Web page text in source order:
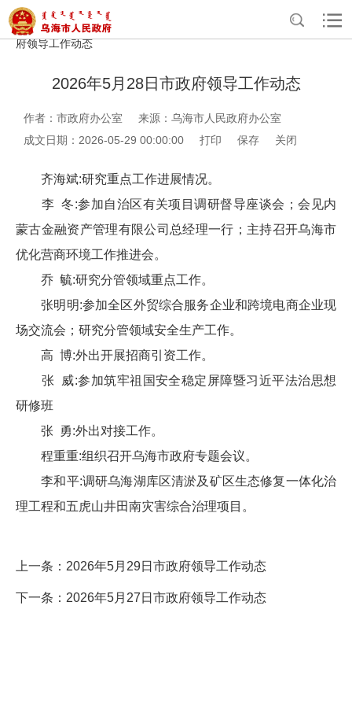
首页 >政务公开>政府办公室信息公开 法定主动公开内容
政
府领导工作动态
2026年5月28日市政府领导工作动态
作者：市政府办公室
来源：乌海市人民政府办公室
成文日期：2026-05-29 00:00:00
打印 保存 关闭
齐海斌:研究重点工作进展情况。
李 冬:参加自治区有关项目调研督导座谈会；会见内
蒙古金融资产管理有限公司总经理一行；主持召开乌海市
优化营商环境工作推进会。
乔 毓:研究分管领域重点工作。
张明明:参加全区外贸综合服务企业和跨境电商企业现
场交流会；研究分管领域安全生产工作。
高 博:外出开展招商引资工作。
张 威:参加筑牢祖国安全稳定屏障暨习近平法治思想
研修班
张 勇:外出对接工作。
程重重:组织召开乌海市政府专题会议。
李和平:调研乌海湖库区清淤及矿区生态修复一体化治
理工程和五虎山井田南灾害综合治理项目。
上一条： 2026年5月29日市政府领导工作动态
下一条： 2026年5月27日市政府领导工作动态